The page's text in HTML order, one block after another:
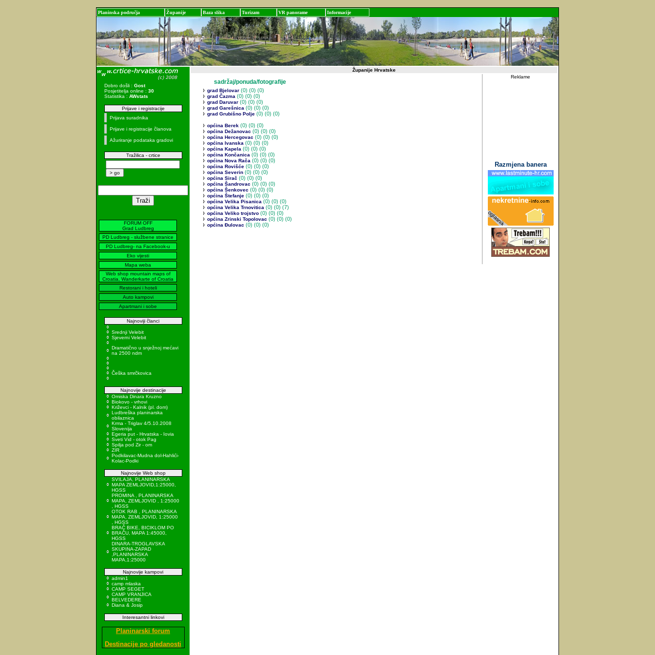
Planinska područja Županije Baza slika Turizam VR panorame Informacije
Dobro došli : Gost
Posjetitelja online : 30
Statistika : AWstats
Prijave i registracije
Prijava suradnika
Prijave i registracije članova
Ažuriranje podataka gradovi
Tražilica - crtice
FORUM OFF
Grad Ludbreg
PD Ludbreg - službene stranice
PD Ludbreg- na Facebook-u
Eko vijesti
Mapa weba
Web shop mountain maps of
Croatia, Wanderkarte of Croatia
Restorani i hoteli
Auto kampovi
Apartmani i sobe
Najnoviji članci
Srednji Velebit
Sjeverni Velebit
Dramatično u snježnoj mećavi
na 2500 ndm
Češka smrčkovica
Najnovije destinacije
Omiska Dinara Kruzno
Biokovo - vrhovi
Križevci - Kalnik (pl. dom)
Ludbreška planinarska
obilaznica
Krma - Triglav 4/5.10.2008
Slovenija
Egeria put - Hrvatska - Iovia
Sveti Vid - otok Pag
Spilja pod Zir - om
ZIR
Podkilavac-Mudna dol-Hahlići-
Kolac-Podki
Najnovije Web shop
SVILAJA, PLANINARSKA
MAPA ZEMLJOVID,1:25000,
HGSS
PROMINA , PLANINARSKA
MAPA, ZEMLJOVID , 1:25000
, HGSS
OTOK RAB , PLANINARSKA
MAPA, ZEMLJOVID, 1:25000
, HGSS
BRAČ BIKE, BICIKLOM PO
BRAČU, MAPA 1:45000,
HGSS
DINARA-TROGLAVSKA
SKUPINA-ZAPAD
,PLANINARSKA
MAPA,1:25000
Najnovije kampovi
admin1
camp mlaska
CAMP SEGET
CAMP VRANJICA
BELVEDERE
Diana & Josip
Interesantni linkovi
Planinarski forum
Destinacije po gledanosti
Županije Hrvatske
sadržaj/ponuda/fotografije
grad Bjelovar (0) (0) (0)
grad Čazma (0) (0) (0)
grad Daruvar (0) (0) (0)
grad Garešnica (0) (0) (0)
grad Grubišno Polje (0) (0) (0)
općina Berek (0) (0) (0)
općina Dežanovac (0) (0) (0)
općina Hercegovac (0) (0) (0)
općina Ivanska (0) (0) (0)
općina Kapela (0) (0) (0)
općina Končanica (0) (0) (0)
općina Nova Rača (0) (0) (0)
općina Rovišće (0) (0) (0)
općina Severin (0) (0) (0)
općina Sirač (0) (0) (0)
općina Šandrovac (0) (0) (0)
općina Šenkovec (0) (0) (0)
općina Štefanje (0) (0) (0)
općina Velika Pisanica (0) (0) (0)
općina Velika Trnovitica (0) (0) (7)
općina Veliko trojstvo (0) (0) (0)
općina Zrinski Topolovac (0) (0) (0)
općina Đulovac (0) (0) (0)
Reklame
Razmjena banera